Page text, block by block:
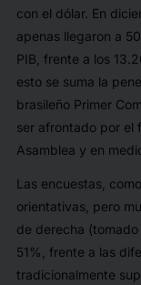
con el dólar. En
apenas llegaron a
PIB, frente a los
esto se suma la
brasileño Primer
ser afrontado por el
Asamblea y en
Las encuestas,
orientativas, pero
de derecha
51%, frente a las
tradicionalmente